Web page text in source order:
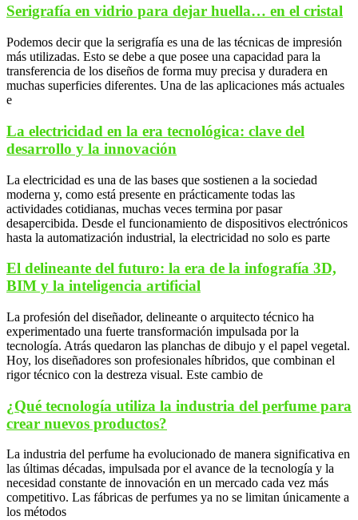
Serigrafía en vidrio para dejar huella… en el cristal
Podemos decir que la serigrafía es una de las técnicas de impresión
más utilizadas. Esto se debe a que posee una capacidad para la
transferencia de los diseños de forma muy precisa y duradera en
muchas superficies diferentes. Una de las aplicaciones más actuales
e
La electricidad en la era tecnológica: clave del
desarrollo y la innovación
La electricidad es una de las bases que sostienen a la sociedad
moderna y, como está presente en prácticamente todas las
actividades cotidianas, muchas veces termina por pasar
desapercibida. Desde el funcionamiento de dispositivos electrónicos
hasta la automatización industrial, la electricidad no solo es parte
El delineante del futuro: la era de la infografía 3D,
BIM y la inteligencia artificial
La profesión del diseñador, delineante o arquitecto técnico ha
experimentado una fuerte transformación impulsada por la
tecnología. Atrás quedaron las planchas de dibujo y el papel vegetal.
Hoy, los diseñadores son profesionales híbridos, que combinan el
rigor técnico con la destreza visual. Este cambio de
¿Qué tecnología utiliza la industria del perfume para
crear nuevos productos?
La industria del perfume ha evolucionado de manera significativa en
las últimas décadas, impulsada por el avance de la tecnología y la
necesidad constante de innovación en un mercado cada vez más
competitivo. Las fábricas de perfumes ya no se limitan únicamente a
los métodos